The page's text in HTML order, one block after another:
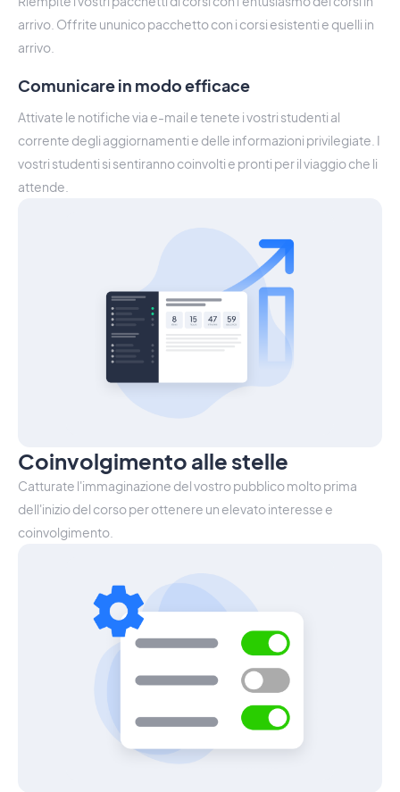
arrivo. Offrite ununico pacchetto con i corsi esistenti e quelli in
arrivo.
Comunicare in modo efficace
Attivate le notifiche via e-mail e tenete i vostri studenti al
corrente degli aggiornamenti e delle informazioni privilegiate. I
vostri studenti si sentiranno coinvolti e pronti per il viaggio che li
attende.
Coinvolgimento alle stelle
Catturate l'immaginazione del vostro pubblico molto prima
dell'inizio del corso per ottenere un elevato interesse e
coinvolgimento.